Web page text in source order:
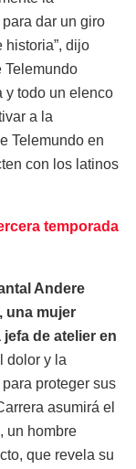
para dar un giro
historia”, dijo
Telemundo
y todo un elenco
a la
Telemundo en
con los latinos
temporada
Andere
una mujer
de atelier en
dolor y la
proteger sus
asumirá el
un hombre
que revela su